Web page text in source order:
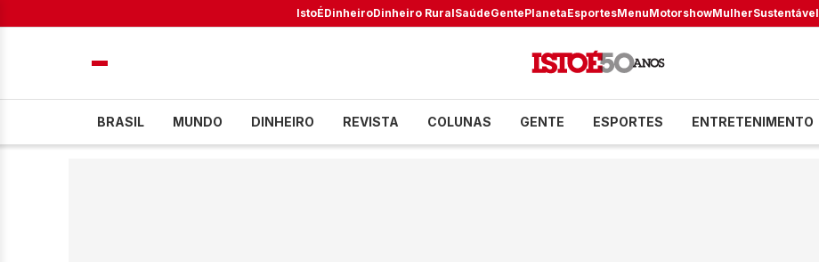
IstoÉDinheiroDinheiro RuralSaúdeGentePlanetaEsportesMenuMotorshowMulherSustentável
BRASIL MUNDO DINHEIRO REVISTA COLUNAS GENTE ESPORTES ENTRETENIMENTO